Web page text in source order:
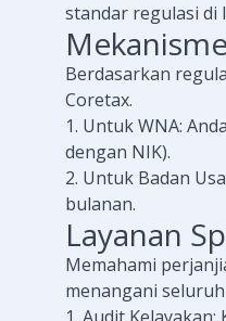
standar regulasi di
Berdasarkan
Coretax.
1. Untuk WNA:
dengan NIK).
2. Untuk Badan
bulanan.
Layanan
Memahami
menangani